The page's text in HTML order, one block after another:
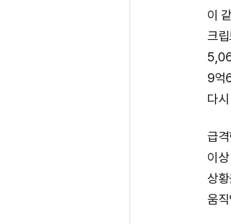
이
크
9억
다
급
이
상
움